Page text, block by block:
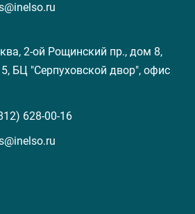
2-ой Рощинский пр., дом 8,
5, БЦ "Серпуховской двор", офис
628-00-16